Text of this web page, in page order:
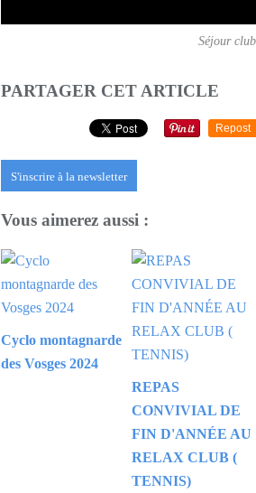
Séjour
PARTAGER CET ARTICLE
Repost
S'inscrire à la newsletter
Vous aimerez aussi :
Cyclo montagnarde
des Vosges 2024
REPAS
CONVIVIAL DE
FIN D'ANNÉE AU
RELAX CLUB (
TENNIS)